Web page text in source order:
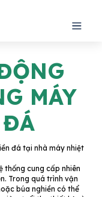
MÁY
đá tại nhà máy nhiệt
thống cung cấp nhiên
Trong quá trình vận
búa nghiền có thể